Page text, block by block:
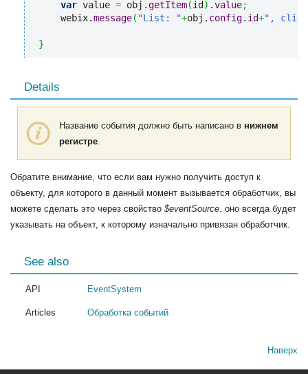
var value = obj.getItem(id ) .value;
    webix.
message( "List: "+obj. config. id+",
}
Details
Название события должно быть написано в нижнем
регистре
Обратите внимание, что если вам нужно получить доступ к
объекту, для которого в данный момент вызывается обработчик, вы
можете сделать это через свойство $eventSource . оно всегда будет
указывать на объект, к которому изначально привязан обработчик.
See also
API EventSystem
Articles Обработка событий
Наверх